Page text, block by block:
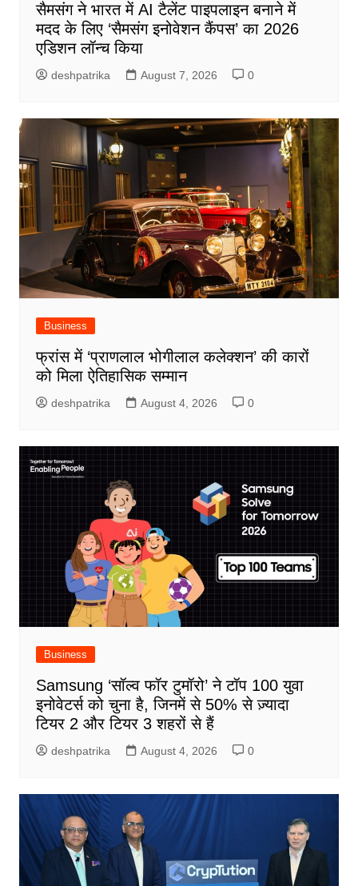
सैमसंग ने भारत में AI टैलेंट पाइपलाइन बनाने में
मदद के लिए ‘सैमसंग इनोवेशन कैंपस’ का 2026
एडिशन लॉन्च किया
deshpatrika August 7, 2026 0
Business
फ्रांस में ‘प्राणलाल भोगीलाल कलेक्शन’ की कारों
को मिला ऐतिहासिक सम्मान
deshpatrika August 4, 2026 0
Business
Samsung ‘सॉल्व फॉर टुमॉरो’ ने टॉप 100 युवा
इनोवेटर्स को चुना है, जिनमें से 50% से ज़्यादा
टियर 2 और टियर 3 शहरों से हैं
deshpatrika August 4, 2026 0